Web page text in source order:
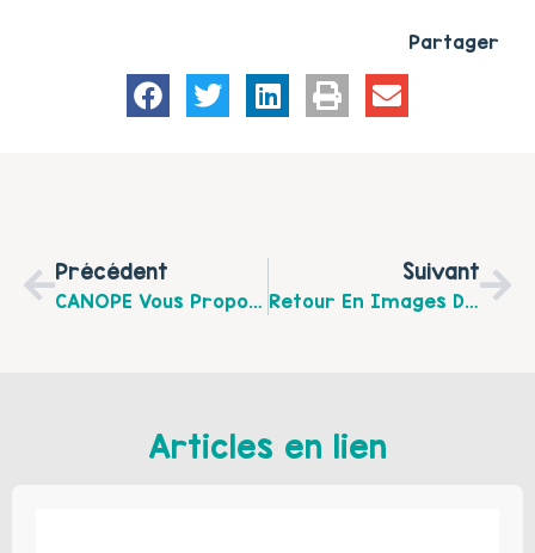
Partager
Précédent
CANOPE Vous Propose 5 Webinaires À Destination Des Parents Sur Le Thème « Être Parent À L’ère Du Numérique »
Suivant
Retour En Images De La Visio Des Mômes De Mercredi Dernier Pour Le Centre Social Arras Ouest
Articles en lien